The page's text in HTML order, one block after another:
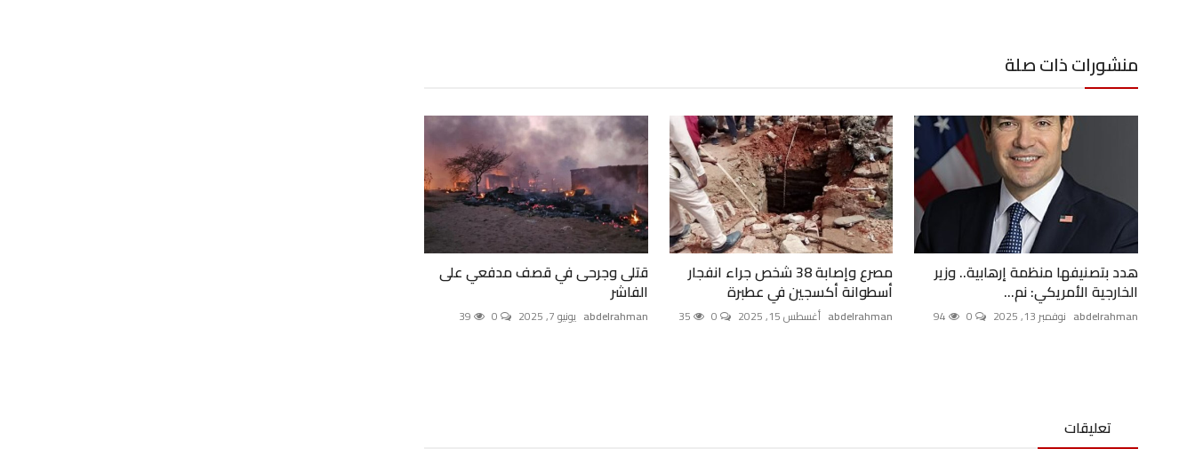
منشورات ذات صلة
هدد بتصنيفها منظمة إرهابية.. وزير
الخارجية الأمريكي: نم...
abdelrahman نوفمبر 13, 2025
مصرع وإصابة 38 شخص جراء انفجار
أسطوانة أكسجين في عطبرة
abdelrahman أغسطس 15, 2025 0
35
قتلى وجرحى في قصف مدفعي على
الفاشر
abdelrahman يونيو 7, 2025
تعليقات